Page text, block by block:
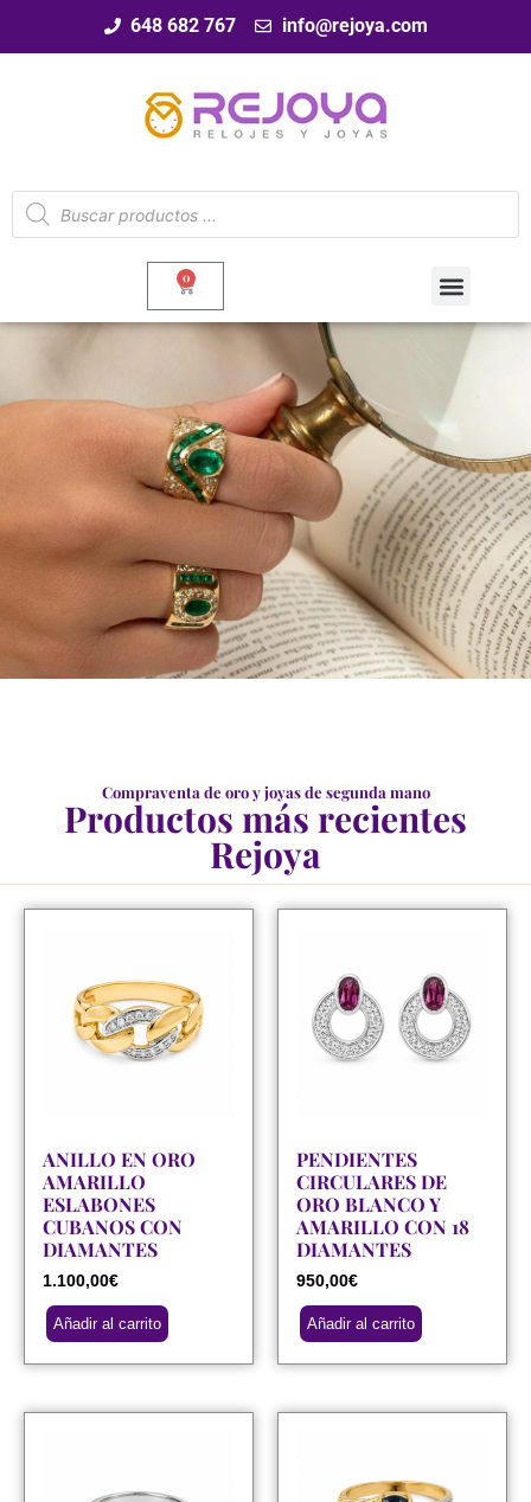
648 682 767 info@rejoya.com
0
Compraventa de oro y joyas de segunda mano
Productos más recientes
Rejoya
ANILLO EN ORO
AMARILLO
ESLABONES
CUBANOS CON
DIAMANTES
1.100,00€
Añadir al carrito
PENDIENTES
CIRCULARES DE
ORO BLANCO Y
AMARILLO CON 18
DIAMANTES
950,00€
Añadir al carrito